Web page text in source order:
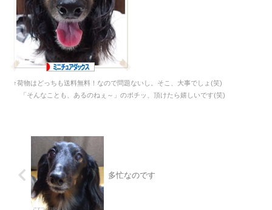
↑荷物はどっちも送料無料！なので問題ないし。そこ、大事でしょ(笑)
「そんなことも、あるのねぇ～」のポチッ、頂けたら嬉しいです(笑)
多忙なのです